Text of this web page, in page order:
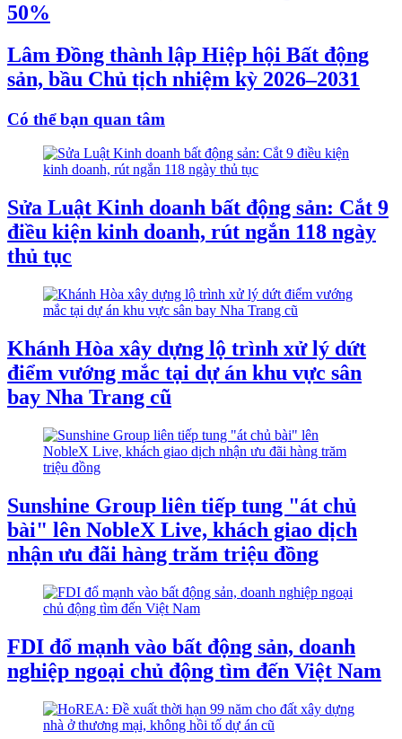
50%
Lâm Đồng thành lập Hiệp hội Bất động
sản, bầu Chủ tịch nhiệm kỳ 2026–2031
Có thể bạn quan tâm
Sửa Luật Kinh doanh bất động sản: Cắt 9
điều kiện kinh doanh, rút ngắn 118 ngày
thủ tục
Khánh Hòa xây dựng lộ trình xử lý dứt
điểm vướng mắc tại dự án khu vực sân
bay Nha Trang cũ
Sunshine Group liên tiếp tung "át chủ
bài" lên NobleX Live, khách giao dịch
nhận ưu đãi hàng trăm triệu đồng
FDI đổ mạnh vào bất động sản, doanh
nghiệp ngoại chủ động tìm đến Việt Nam